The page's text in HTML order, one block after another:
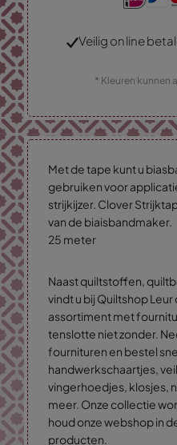
Veilig online
* Kleuren kunnen
Met de tape kunt u
gebruiken voor
strijkijzer. Clover
van de biaisbandmaker.
25 meter
Naast quiltstoffen,
vindt u bij Quiltshop
assortiment met
tenslotte niet zonder.
fournituren en bestel
handwerkschaartjes,
vingerhoedjes, klosjes,
meer. Onze collectie
houd onze webshop in
producten.